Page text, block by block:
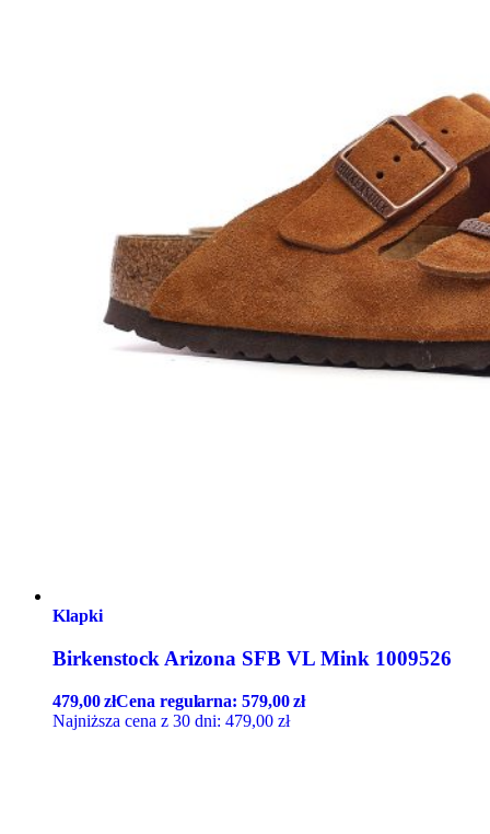
Klapki
Birkenstock Arizona SFB VL Mink 1009526
479,00złCena regularna:579,00zł
Najniższa cena z 30 dni: 479,00 zł